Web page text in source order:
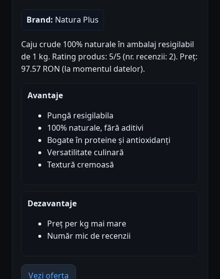
Brand: Natura Plus
Caju crude 100% naturale în ambalaj resigilabil
de 1 kg. Rating produs: 5/5 (nr. recenzii: 2). Preț:
97.57 RON (la momentul datelor).
Avantaje
Pungă resigilabila
100% naturale, fără aditivi
Bogate în proteine și antioxidanți
Versatilitate culinară
Textură cremoasă
Dezavantaje
Preț per kg mai mare
Număr mic de recenzii
Vezi oferta